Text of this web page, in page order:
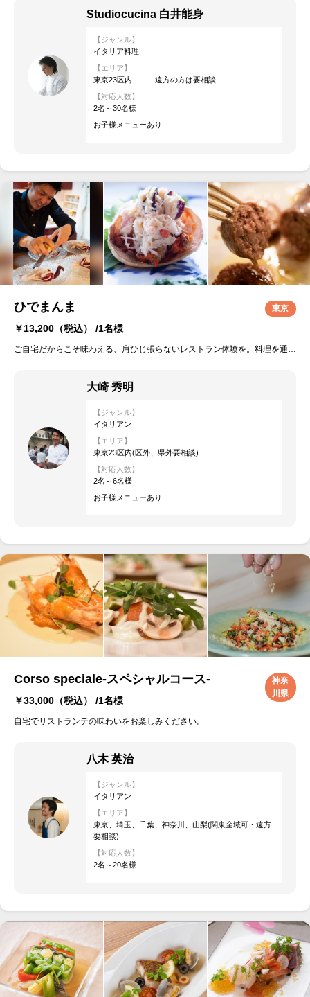
Studiocucina 白井能身
【ジャンル】
イタリア料理
【エリア】
東京23区内 遠方の方は要相談
【対応人数】
2名～30名様
お子様メニューあり
ひでまんま
￥13,200 （税込） /1名様
東京
大崎 秀明
【ジャンル】
イタリアン
【エリア】
東京23区内(区外、県外要相談)
【対応人数】
2名～6名様
お子様メニューあり
Corso speciale-スペシャルコース-
￥33,000 （税込） /1名様
神奈
川県
自宅でリストランテの味わいをお楽しみください。
八木 英治
【ジャンル】
イタリアン
【エリア】
東京、埼玉、千葉、神奈川、山梨(関東全域可・遠方
要相談)
【対応人数】
2名～20名様